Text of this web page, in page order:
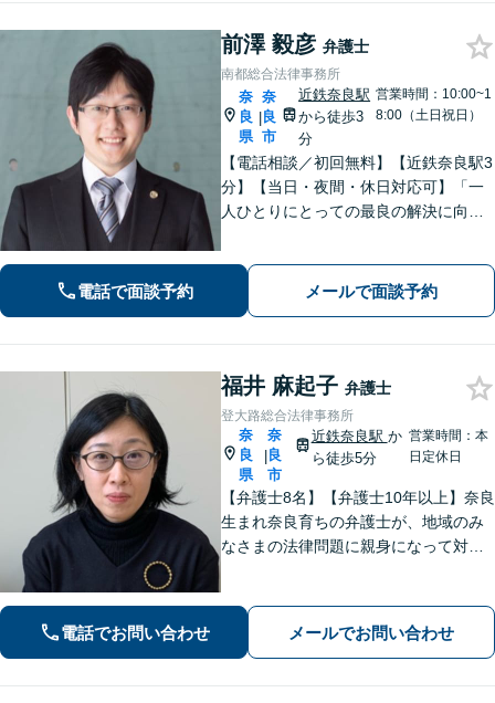
談】
前澤 毅彦 弁護士
南都総合法律事務所
奈
良
県
|
奈
良
市
近鉄奈良駅
から徒歩3
分
営業時間：10:00~1
8:00（土日祝日）
【電話相談／初回無料】【近鉄奈良駅3
分】【当日・夜間・休日対応可】「一
人ひとりにとっての最良の解決に向け
法務／刑事事件など、幅広く対応可
能。お気軽にご相談ください
電話で面談予約 メールで面談予約
福井 麻起子 弁護士
登大路総合法律事務所
奈
良
県
|
奈
良
市
近鉄奈良駅 か
ら徒歩5分
営業時間：本
日定休日
【弁護士8名】【弁護士10年以上】奈良
生まれ奈良育ちの弁護士が、地域のみ
なさまの法律問題に親身になって対応
を伺うことを大切にしています【近鉄
奈良駅5分】【オンライン相談可】
電話でお問い合わせ メールでお問い合わせ